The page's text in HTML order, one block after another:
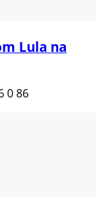
Lula na
086